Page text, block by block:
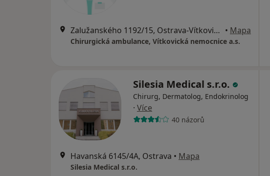
Zalužanského 1192/15, Ostrava-Vítkovice, Ostrava • Mapa
Chirurgická ambulance, Vítkovická nemocnice a.s.
Silesia Medical s.r.o.
Chirurg, Dermatolog, Endokrinolog
· Více
40 názorů
Havanská 6145/4A, Ostrava • Mapa
Silesia Medical s.r.o.